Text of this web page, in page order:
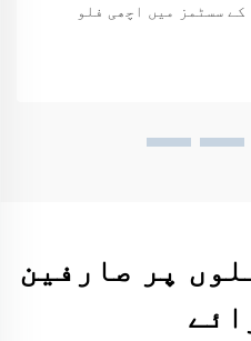
سسٹمز میں اچھی فلو
پر صارفین